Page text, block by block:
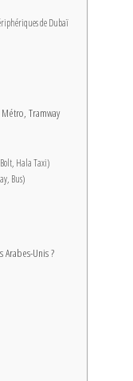
de Dubaï
Tramway
Hala Taxi)
Bus)
Arabes-Unis ?